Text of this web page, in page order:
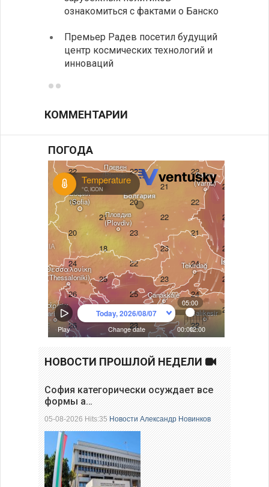
ознакомиться с фактами о Банско
Премьер Радев посетил будущий
центр космических технологий и
инноваций
КОММЕНТАРИИ
ПОГОДА
НОВОСТИ ПРОШЛОЙ НЕДЕЛИ
София категорически осуждает все
формы а…
05-08-2026 Hits:35Новости Александр Новинков